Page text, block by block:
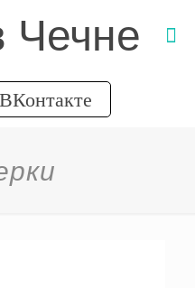
Чечне